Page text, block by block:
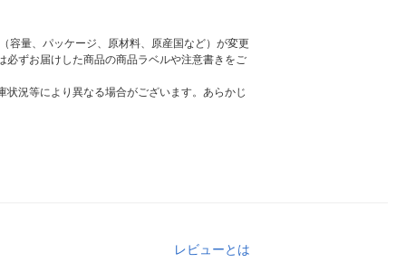
容量、パッケージ、原材料、原産国など）が変更
ずお届けした商品の商品ラベルや注意書きをご
況等により異なる場合がございます。あらかじ
レビューとは